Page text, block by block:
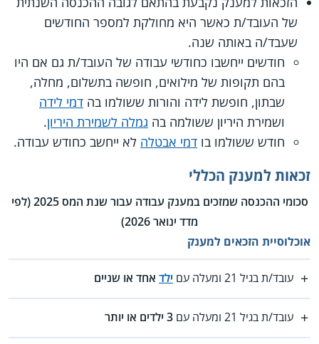
של העובד/ת כאשר היא מחולקת למספר החודשים
שעבד/ה באותה שנה.
חודשים ייחשבו כחודשי עבודה של העובד/ת גם אם היו
בהם תקופות של מילואים, חופשה בתשלום, מחלה,
שבתון, חופשת לידה והורות ששולמו בה דמי לידה
ושמירת היריון ששולמה בה גמלה לשמירת היריון.
חודש ששולמו בו דמי אבטלה לא ייחשב כחודש עבודה.
זכאות למענק הכללי
סכומי ההכנסה שמזכים במענק עבודה עבור שנת המס 2025 (לפי
מדד ינואר 2026)
אוכלוסיית הזכאים למענק
עובד/ת בגיל 21 ומעלה עם ילד אחד או שניים
עובד/ת בגיל 21 ומעלה עם 3 ילדים או יותר